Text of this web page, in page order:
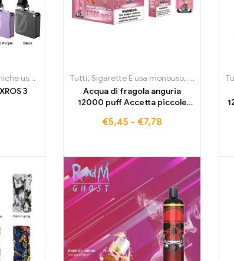
,Sigarette E usa monouso Lussemburgo ,Sigarette E usa
Irlanda ,Sigarette elettroniche usa e getta
3
Tutti, Sigarette E usa monouso, Sigarette
Acqua di fragola anguria
12000 puff Accetta piccole
Digitale 12000
€5,45 - €7,78